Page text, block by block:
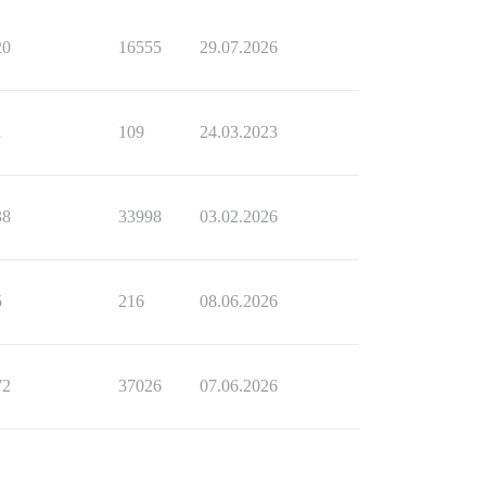
16555 29.07.2026
109 24.03.2023
33998 03.02.2026
216 08.06.2026
37026 07.06.2026